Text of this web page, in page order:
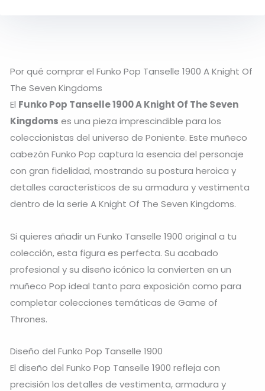
Por qué comprar el Funko Pop Tanselle 1900 A Knight Of
The Seven Kingdoms
El Funko Pop Tanselle 1900 A Knight Of The Seven
Kingdoms es una pieza imprescindible para los
coleccionistas del universo de Poniente. Este muñeco
cabezón Funko Pop captura la esencia del personaje
con gran fidelidad, mostrando su postura heroica y
detalles característicos de su armadura y vestimenta
dentro de la serie A Knight Of The Seven Kingdoms.
Si quieres añadir un Funko Tanselle 1900 original a tu
colección, esta figura es perfecta. Su acabado
profesional y su diseño icónico la convierten en un
muñeco Pop ideal tanto para exposición como para
completar colecciones temáticas de Game of
Thrones.
Diseño del Funko Pop Tanselle 1900
El diseño del Funko Pop Tanselle 1900 refleja con
precisión los detalles de vestimenta, armadura y